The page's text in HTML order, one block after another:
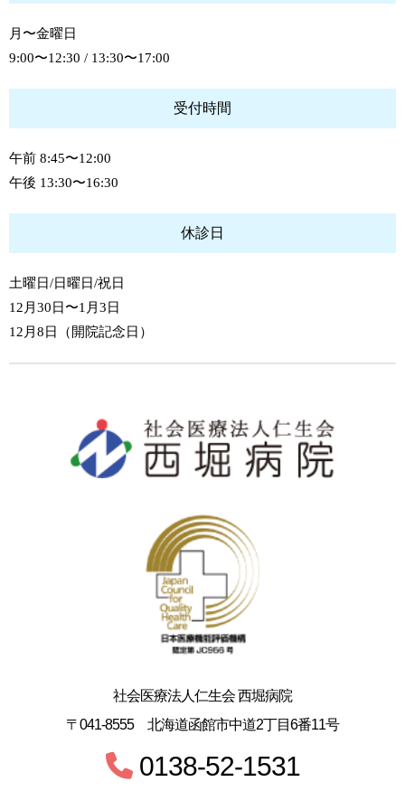
月〜金曜日
9:00〜12:30 / 13:30〜17:00
受付時間
午前 8:45〜12:00
午後 13:30〜16:30
休診日
土曜日/日曜日/祝日
12月30日〜1月3日
12月8日（開院記念日）
社会医療法人仁生会 西堀病院
〒041-8555 北海道函館市中道2丁目6番11号
0138-52-1531